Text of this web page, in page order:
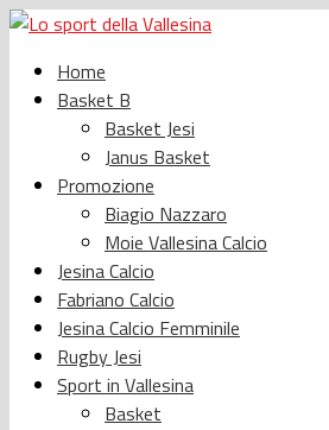
Home
Basket B
Basket Jesi
Janus Basket
Promozione
Biagio Nazzaro
Moie Vallesina Calcio
Jesina Calcio
Fabriano Calcio
Jesina Calcio Femminile
Rugby Jesi
Sport in Vallesina
Basket